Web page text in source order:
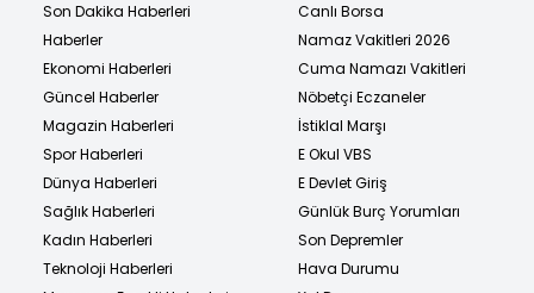
Son Dakika Haberleri
Haberler
Ekonomi Haberleri
Güncel Haberler
Magazin Haberleri
Spor Haberleri
Dünya Haberleri
Sağlık Haberleri
Kadın Haberleri
Teknoloji Haberleri
Canlı Borsa
Namaz Vakitleri 2026
Cuma Namazı Vakitleri
Nöbetçi Eczaneler
İstiklal Marşı
E Okul VBS
E Devlet Giriş
Günlük Burç Yorumları
Son Depremler
Hava Durumu